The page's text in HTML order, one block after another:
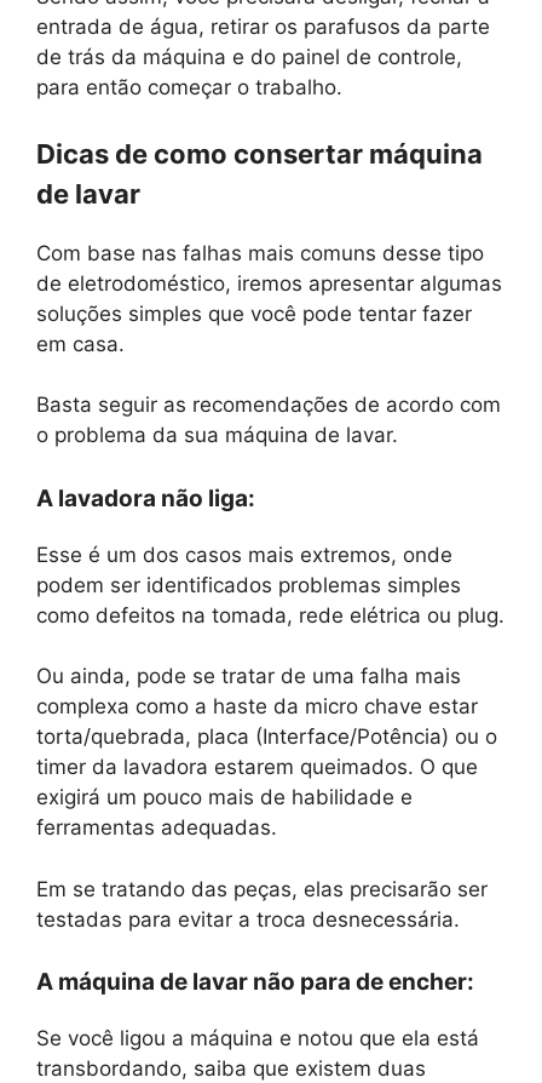
entrada de água, retirar os parafusos da parte
de trás da máquina e do painel de controle,
para então começar o trabalho.
Dicas de como consertar máquina
de lavar
Com base nas falhas mais comuns desse tipo
de eletrodoméstico, iremos apresentar algumas
soluções simples que você pode tentar fazer
em casa.
Basta seguir as recomendações de acordo com
o problema da sua máquina de lavar.
A lavadora não liga:
Esse é um dos casos mais extremos, onde
podem ser identificados problemas simples
como defeitos na tomada, rede elétrica ou plug.
Ou ainda, pode se tratar de uma falha mais
complexa como a haste da micro chave estar
torta/quebrada, placa (Interface/Potência) ou o
timer da lavadora estarem queimados. O que
exigirá um pouco mais de habilidade e
ferramentas adequadas.
Em se tratando das peças, elas precisarão ser
testadas para evitar a troca desnecessária.
A máquina de lavar não para de encher:
Se você ligou a máquina e notou que ela está
transbordando, saiba que existem duas